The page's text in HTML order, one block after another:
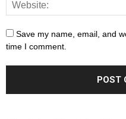
Save my name, email, and
time I comment.